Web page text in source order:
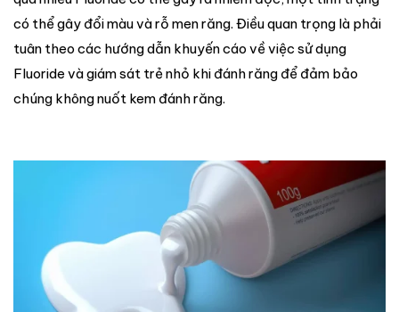
có thể gây đổi màu và rỗ men răng. Điều quan trọng là phải
tuân theo các hướng dẫn khuyến cáo về việc sử dụng
Fluoride và giám sát trẻ nhỏ khi đánh răng để đảm bảo
chúng không nuốt kem đánh răng.